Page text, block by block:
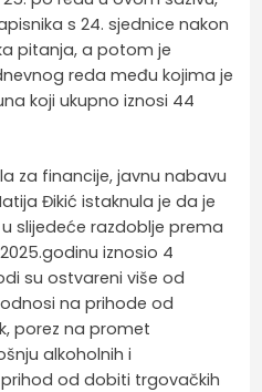
s 24. sjednice nakon
pitanja, a potom je
reda među kojima je
koji ukupno iznosi 44
za financije, javnu nabavu
Đikić istaknula je da je
slijedeće razdoblje prema
iznosio 4
su ostvareni više od
na prihode od
porez na promet
alkoholnih i
od dobiti trgovačkih